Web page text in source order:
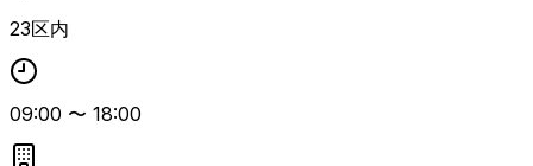
ステム開発経験が挙げられます。 常駐での勤務となり、顧
客と直接やり取りしながら要件整理から設計・実装まで幅広
く対応するポジションです。
23区内
09:00 〜 18:00